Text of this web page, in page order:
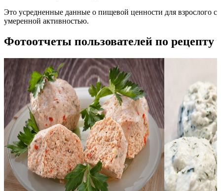
Это усредненные данные о пищевой ценности для взрослого с
умеренной активностью.
Фотоотчеты пользователей по рецепту